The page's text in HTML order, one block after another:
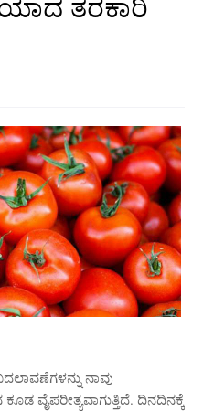
ತರಕಾರಿ
ನಾವು
ವೈಪರೀತ್ಯವಾಗುತ್ತಿದೆ. ದಿನದಿನಕ್ಕೆ